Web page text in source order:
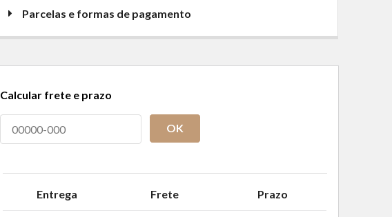
Parcelas e formas de pagamento
Calcular frete e prazo
OK
Entrega Frete Prazo